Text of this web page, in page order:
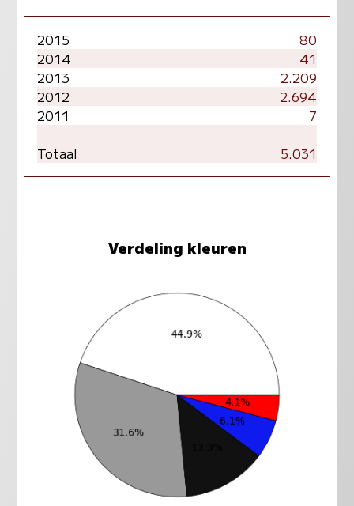
2015
80
2014
41
2013
2.209
2012
2.694
2011
7
Totaal
5.031
Verdeling kleuren